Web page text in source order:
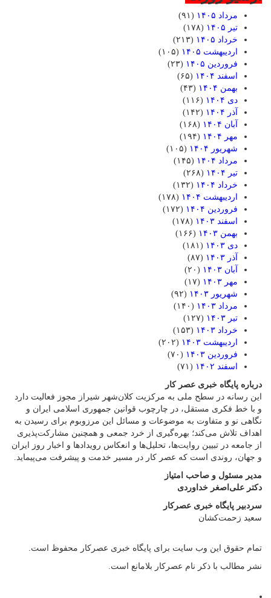
مرداد ۱۴۰۵
(۹۱)
تیر ۱۴۰۵
(۱۷۸)
خرداد ۱۴۰۵
(۲۱۳)
اردیبهشت ۱۴۰۵
(۱۰۵)
فروردین ۱۴۰۵
(۲۳)
اسفند ۱۴۰۴
(۶۵)
بهمن ۱۴۰۴
(۴۳)
دی ۱۴۰۴
(۱۱۶)
آذر ۱۴۰۴
(۱۴۲)
آبان ۱۴۰۴
(۱۶۸)
مهر ۱۴۰۴
(۱۹۴)
شهریور ۱۴۰۴
(۱۰۵)
مرداد ۱۴۰۴
(۱۴۵)
تیر ۱۴۰۴
(۲۶۸)
خرداد ۱۴۰۴
(۱۳۲)
اردیبهشت ۱۴۰۴
(۱۷۸)
فروردین ۱۴۰۴
(۱۷۲)
اسفند ۱۴۰۳
(۱۷۸)
بهمن ۱۴۰۳
(۱۶۶)
دی ۱۴۰۳
(۱۸۱)
آذر ۱۴۰۳
(۸۷)
آبان ۱۴۰۳
(۲۰)
مهر ۱۴۰۳
(۱۷)
شهریور ۱۴۰۳
(۹۲)
مرداد ۱۴۰۳
(۱۴۰)
تیر ۱۴۰۳
(۱۲۷)
خرداد ۱۴۰۳
(۱۵۳)
اردیبهشت ۱۴۰۳
(۲۰۲)
فروردین ۱۴۰۳
(۷۰)
اسفند ۱۴۰۲
(۷۱)
درباره پایگاه خبری عصر کار
این رسانه در سطح ملی به مرکزیت کلان‌شهر شیراز مجوز فعالیت دارد
و با خط فکری مستقل، در چارچوب قوانین جمهوری اسلامی ایران و
نگاهی نو و متفاوت به موضوعات ‌و مسائل این مرزوبوم برای رسیدن به
اهداف تلاش می‌کند؛ بهره‌گیری از خرد جمعی و همچنین مشارکت‌پذیری
از جامعه در تبیین روایت‌ها، تحلیل‌ها و انعکاس رویدادها و اخبار روز ایران
و جهان، روندی است که عصر کار در مسیر خدمت و پیشرفت می‌پیماید.
مدیر مسئول و صاحب امتیاز
دکتر علی‌اصغر خداوردی
سردبیر پایگاه خبری عصرکار
سعید زحمت‌کشان
تمام حقوق این وب سایت برای پایگاه خبری عصرکار محفوظ است.
نشر مطالب با ذکر نام عصرکار بلامانع است.